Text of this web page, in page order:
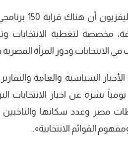
وذكر بيان
مخصصة لتغطية
الانتخابات ودور المرأة المصرية
السياسية والعامة
نشرة عن اخبار الانتخابات
مصر وعدد سكانها والناخبين
القوائم الانتخابية».